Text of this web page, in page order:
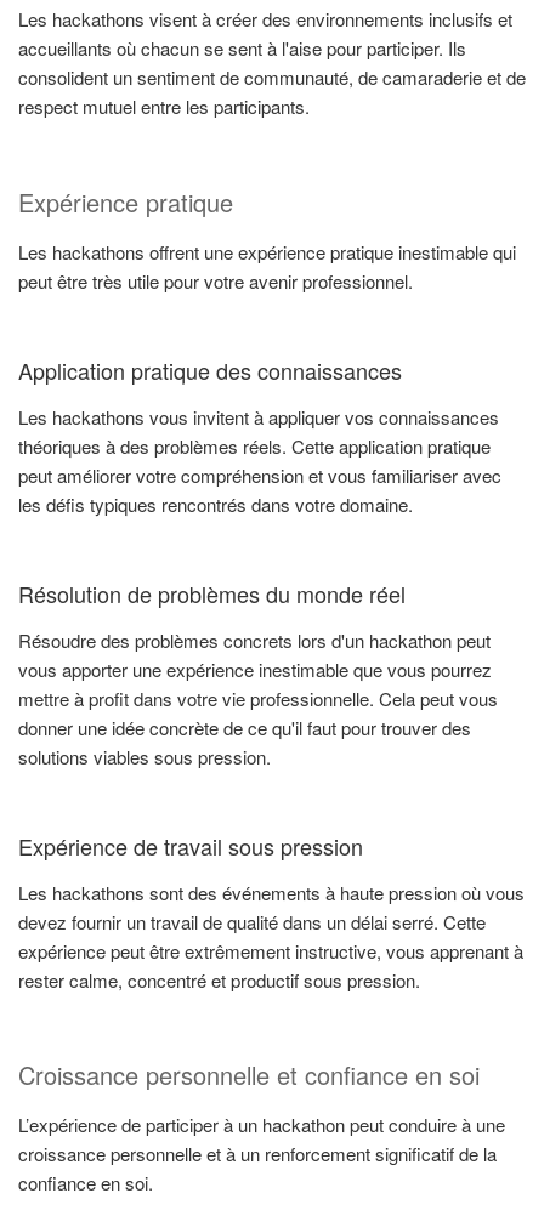
Les hackathons visent à créer des environnements inclusifs et
accueillants où chacun se sent à l'aise pour participer. Ils
consolident un sentiment de communauté, de camaraderie et de
respect mutuel entre les participants.
Expérience pratique
Les hackathons offrent une expérience pratique inestimable qui
peut être très utile pour votre avenir professionnel.
Application pratique des connaissances
Les hackathons vous invitent à appliquer vos connaissances
théoriques à des problèmes réels. Cette application pratique
peut améliorer votre compréhension et vous familiariser avec
les défis typiques rencontrés dans votre domaine.
Résolution de problèmes du monde réel
Résoudre des problèmes concrets lors d'un hackathon peut
vous apporter une expérience inestimable que vous pourrez
mettre à profit dans votre vie professionnelle. Cela peut vous
donner une idée concrète de ce qu'il faut pour trouver des
solutions viables sous pression.
Expérience de travail sous pression
Les hackathons sont des événements à haute pression où vous
devez fournir un travail de qualité dans un délai serré. Cette
expérience peut être extrêmement instructive, vous apprenant à
rester calme, concentré et productif sous pression.
Croissance personnelle et confiance en soi
L’expérience de participer à un hackathon peut conduire à une
croissance personnelle et à un renforcement significatif de la
confiance en soi.